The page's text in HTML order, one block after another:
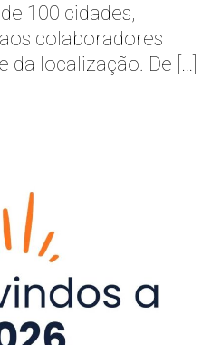
100 cidades,
colaboradores
localização. De […]